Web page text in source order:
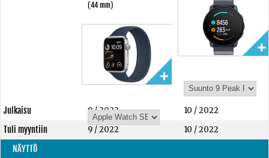
(44 mm)
Julkaisu 9 / 2022
10 / 2022
Tuli myyntiin
9 / 2022
10 / 2022
NÄYTTÖ